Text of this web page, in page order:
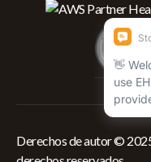
Derechos de autor ©